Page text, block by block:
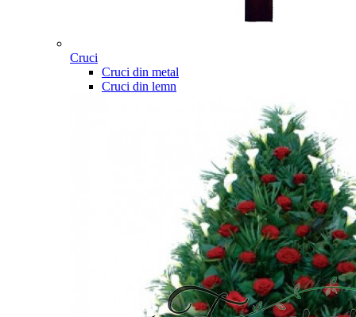
Cruci
Cruci din metal
Cruci din lemn